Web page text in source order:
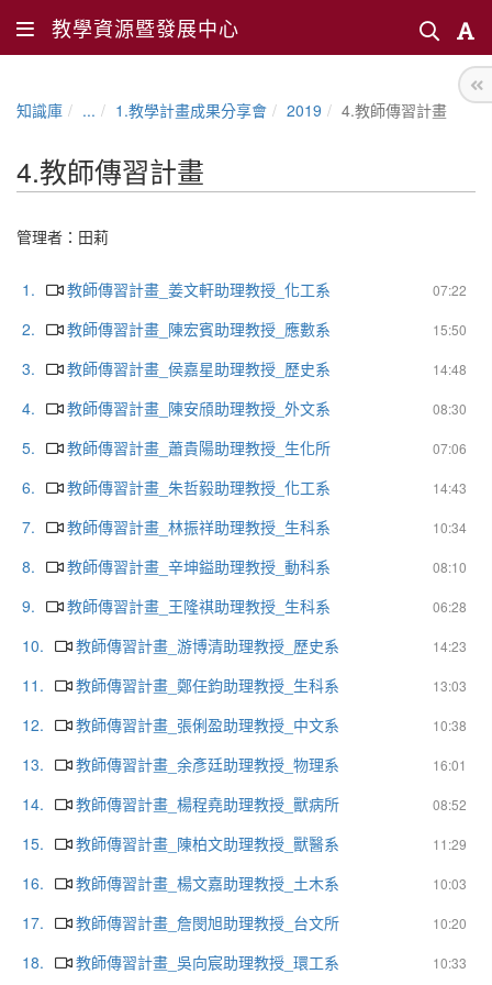
教學資源暨發展中心
知識庫 ... 1.教學計畫成果分享會 2019 4.教師傳習計畫
4.教師傳習計畫
管理者： 田莉
1. 07:22
教師傳習計畫_姜文軒助理教授_化工系
2.
15:50
教師傳習計畫_陳宏賓助理教授_應數系
3.
14:48
教師傳習計畫_侯嘉星助理教授_歷史系
4.
08:30
教師傳習計畫_陳安頎助理教授_外文系
5.
07:06
教師傳習計畫_蕭貴陽助理教授_生化所
6.
14:43
教師傳習計畫_朱哲毅助理教授_化工系
7.
10:34
教師傳習計畫_林振祥助理教授_生科系
8.
08:10
教師傳習計畫_辛坤鎰助理教授_動科系
9.
06:28
教師傳習計畫_王隆祺助理教授_生科系
10.
14:23
教師傳習計畫_游博清助理教授_歷史系
11.
13:03
教師傳習計畫_鄭任鈞助理教授_生科系
12.
10:38
教師傳習計畫_張俐盈助理教授_中文系
13.
16:01
教師傳習計畫_余彥廷助理教授_物理系
14.
08:52
教師傳習計畫_楊程堯助理教授_獸病所
15.
11:29
教師傳習計畫_陳柏文助理教授_獸醫系
16.
10:03
教師傳習計畫_楊文嘉助理教授_土木系
17.
10:20
教師傳習計畫_詹閔旭助理教授_台文所
18.
10:33
教師傳習計畫_吳向宸助理教授_環工系